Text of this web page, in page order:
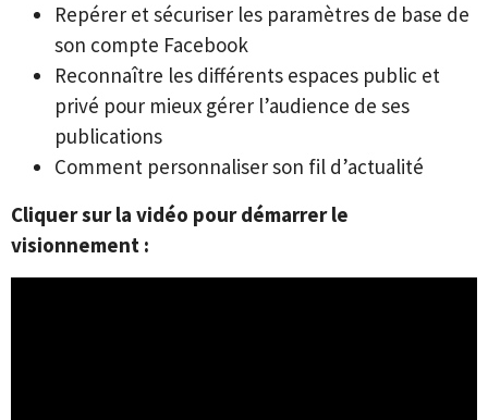
Repérer et sécuriser les paramètres de base de
son compte Facebook
Reconnaître les différents espaces public et
privé pour mieux gérer l’audience de ses
publications
Comment personnaliser son fil d’actualité
Cliquer sur la vidéo pour démarrer le
visionnement :